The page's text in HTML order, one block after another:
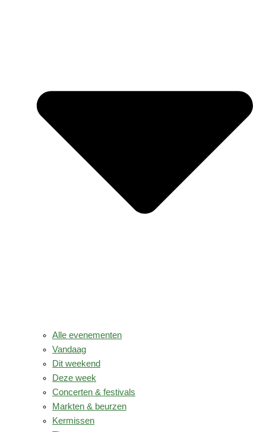
Alle evenementen
Vandaag
Dit weekend
Deze week
Concerten & festivals
Markten & beurzen
Kermissen